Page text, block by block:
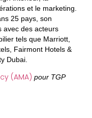
et le marketing.
25 pays, son
avec des acteurs
tels que Marriott,
Fairmont Hotels &
Dubai.
(AMA) pour TGP